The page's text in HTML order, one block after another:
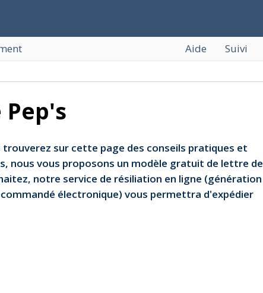
Suivi
Aide
trouverez sur cette page des conseils pratiques et
vous proposons un modèle gratuit de lettre de
notre service de résiliation en ligne (génération
électronique) vous permettra d'expédier